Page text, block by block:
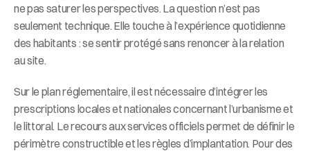
ne pas saturer les perspectives. La question n’est pas
seulement technique. Elle touche à l’expérience quotidienne
des habitants : se sentir protégé sans renoncer à la relation
au site.
Sur le plan réglementaire, il est nécessaire d’intégrer les
prescriptions locales et nationales concernant l’urbanisme et
le littoral. Le recours aux services officiels permet de définir le
périmètre constructible et les règles d’implantation. Pour des